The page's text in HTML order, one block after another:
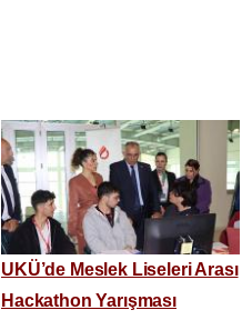
UKÜ’de Meslek Liseleri Arası
Hackathon Yarışması